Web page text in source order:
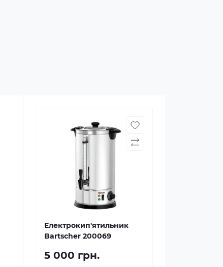
Електрокип'ятильник
Bartscher 200069
5 000 грн.